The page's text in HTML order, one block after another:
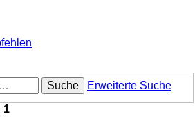
Suche
Erweiterte Suche
1